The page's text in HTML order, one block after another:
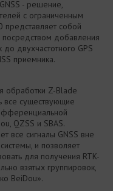
- решение,
с ограниченным
собой
посредством добавления
двухчастотного GPS
приемника.
обработки Z-Blade
все существующие
QZSS и SBAS.
все сигналы GNSS вне
и позволяет
для получения RTK-
взятых группировок,
BeiDou».